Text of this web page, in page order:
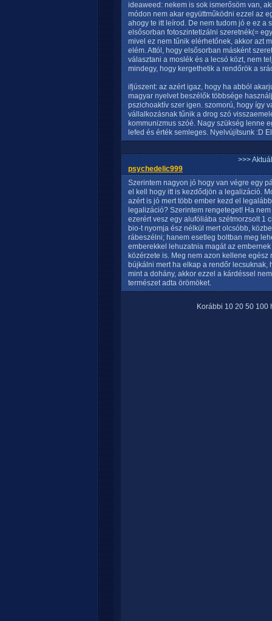
ideaweed: nekem is sok ismerősöm van,
módon nem akar együttműködni ezzel az
ahogy te itt leírod. De nem tudom jó e ez a
elsősorban fotoszintetizálni szeretnék(=
mivel ez nem tűnik elérhetőnek, akkor azt
elém. Attól, hogy elsősorban másként
választani a moslék és a lecsó közt, nem
mindegy, hogy kergethetik a rendőrök a
ifjúszent: az azért igaz, hogy ha abból
magyar nyelvet beszélők többsége
pszichoaktív szer igen. szomorú, hogy így
vállalkozásnak tűnik a drog szó
kommunizmus szóé. Nagy szükség lenne
lefed és érték semleges. Nyelvújítsunk :D
>>>
psychedelic999
Szerintem nagyon jó hogy van végre egy
el kell hogy itt is kezdődjön a legalizáció.
azért is jó mert több ember kezd el
legalizáció? Szerintem rengeteget! Ha
ezerért vesz egy alufóliába szétmorzsolt 1
bio-t nyomja ész nélkül mert olcsóbb,
rábeszélni; hanem esetleg boltban meg
emberekkel lehuzatnia magát az
közérzete is. Meg nem azon kellene
bújkálni mert ha elkap a rendőr
mint a dohány, akkor ezzel a kárdéssel
természet adta örömöket.
Korábbi 10 20 50 100